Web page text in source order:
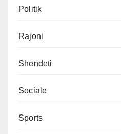
Politik
Rajoni
Shendeti
Sociale
Sports